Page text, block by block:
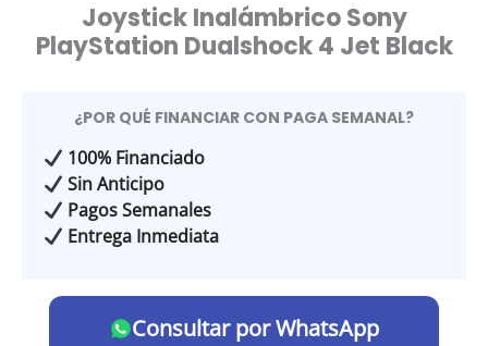
Joystick Inalámbrico Sony
PlayStation Dualshock 4 Jet Black
¿POR QUÉ FINANCIAR CON PAGA SEMANAL?
100% Financiado
Sin Anticipo
Pagos Semanales
Entrega Inmediata
Consultar por WhatsApp